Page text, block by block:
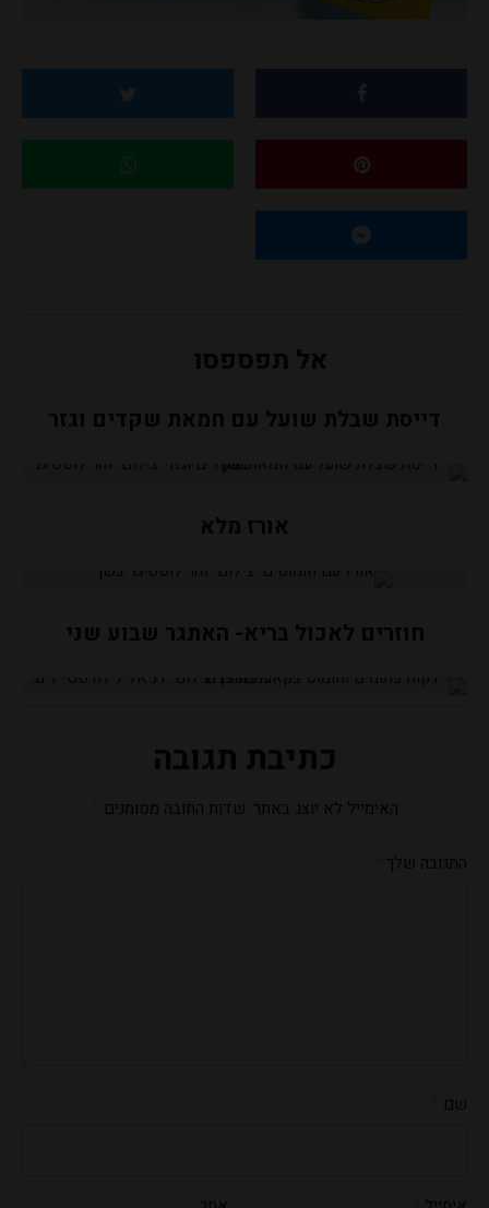
אל תפספסו
דייסת שבלת שועל עם חמאת שקדים וגזר
אורז מלא
חוזרים לאכול בריא- האתגר שבוע שני
כתיבת תגובה
האימייל לא יוצג באתר. שדות החובה מסומנים
התגובה שלך
שם